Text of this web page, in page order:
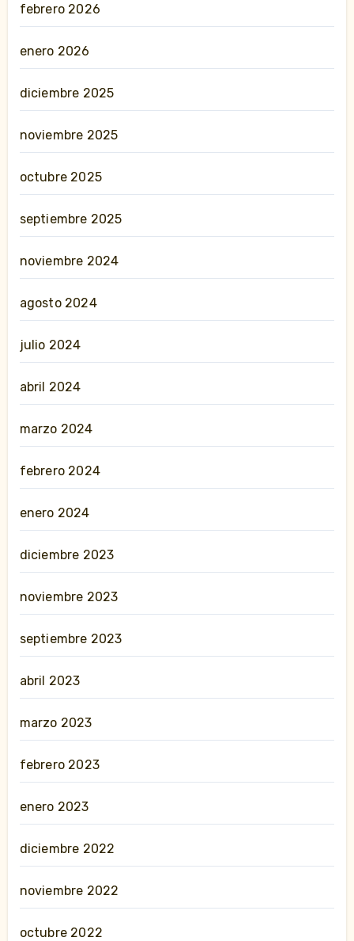
febrero 2026
enero 2026
diciembre 2025
noviembre 2025
octubre 2025
septiembre 2025
noviembre 2024
agosto 2024
julio 2024
abril 2024
marzo 2024
febrero 2024
enero 2024
diciembre 2023
noviembre 2023
septiembre 2023
abril 2023
marzo 2023
febrero 2023
enero 2023
diciembre 2022
noviembre 2022
octubre 2022